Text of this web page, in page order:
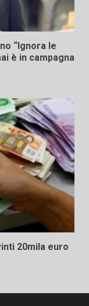
“Ignora le
è in campagna
20mila euro